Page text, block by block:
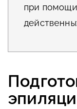
при